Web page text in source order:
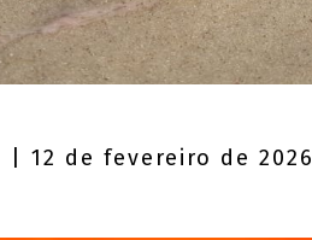
| 12 de fevereiro de 2026